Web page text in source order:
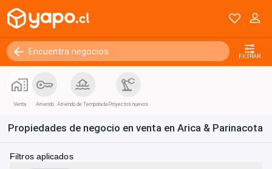
FILTRAR
Venta Arriendo Arriendo de Temporada Proyectos nuevos
Propiedades de negocio en venta en Arica & Parinacota
Filtros aplicados